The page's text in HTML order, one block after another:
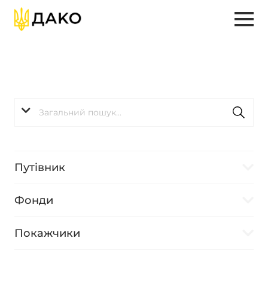
Путівник
Фонди
Покажчики